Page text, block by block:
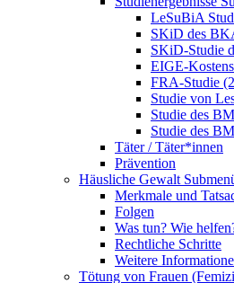
LeSuBiA
SKiD des
SKiD-Studie
EIGE-
FRA-Studie
Studie von
Studie des
Studie des
Täter / Täter*innen
Prävention
Häusliche Gewalt
Merkmale und
Folgen
Was tun? Wie
Rechtliche Schritte
Weitere
Tötung von Frauen